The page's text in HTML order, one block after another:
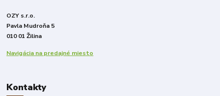
OZY s.r.o.
Pavla Mudroňa 5
010 01 Žilina
Navigácia na predajné miesto
Kontakty